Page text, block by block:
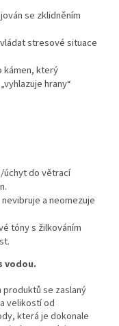
se zklidněním
stresové situace
kámen, který
hrany“
úchyt do větrací
a neomezuje
tóny s žilkováním
vodou.
produktů se zaslaný
velikostí od
která je dokonale